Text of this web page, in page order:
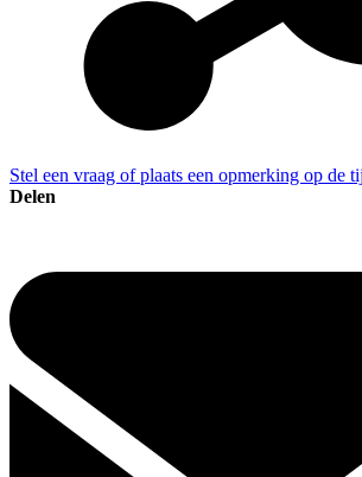
Stel een vraag of plaats een opmerking op de
Delen